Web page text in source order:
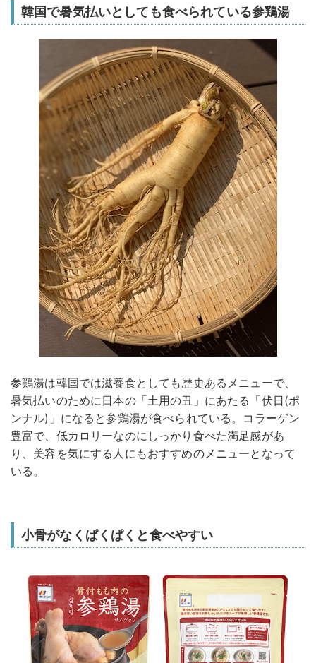
韓国で暑気払いとしても食べられている参鶏湯
参鶏湯は韓国では滋養食としても歴史あるメニューで、
暑気払いのために日本の「土用の丑」にあたる「伏日(ポ
ンナル)」になると参鶏湯が食べられている。コラーゲン
豊富で、低カロリーなのにしっかり食べた満足感があ
り、美容を気にする人にもおすすめのメニューとなって
いる。
小骨がなくぱくぱくと食べやすい